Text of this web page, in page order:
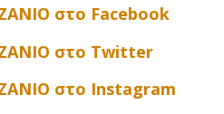
στο Facebook
στο Twitter
στο Instagram